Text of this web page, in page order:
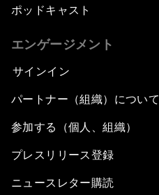
ポッドキャスト
エンゲージメント
サインイン
パートナー（組織）について
参加する（個人、組織）
プレスリリース登録
ニュースレター購読